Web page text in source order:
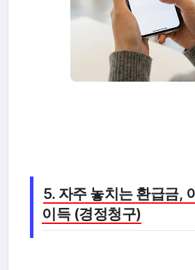
5. 자주 놓치는 환급금,
이득 (경정청구)